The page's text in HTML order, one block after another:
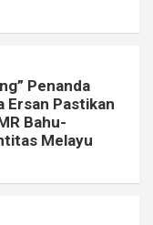
Penanda
Ersan Pastikan
Bahu-
Melayu